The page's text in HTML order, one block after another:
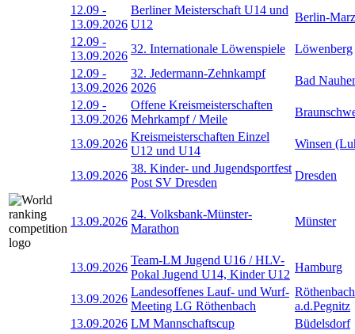
12.09 -
13.09.2026
Berliner Meisterschaft U14 und
U12
Berlin-
12.09 -
13.09.2026
32. Internationale Löwenspiele
Löwenberg
12.09 -
13.09.2026
32. Jedermann-Zehnkampf
2026
Bad
12.09 -
13.09.2026
Offene Kreismeisterschaften
Mehrkampf / Meile
13.09.2026
Kreismeisterschaften Einzel
U12 und U14
Winsen
13.09.2026
38. Kinder- und Jugendsportfest
Post SV Dresden
Dresden
13.09.2026
24. Volksbank-Münster-
Marathon
Münster
13.09.2026
Team-LM Jugend U16 / HLV-
Pokal Jugend U14, Kinder U12
Hamburg
13.09.2026
Landesoffenes Lauf- und Wurf-
Meeting LG Röthenbach
Röthenbach
a.d.Pegnitz
13.09.2026 LM Mannschaftscup
Büdelsdorf